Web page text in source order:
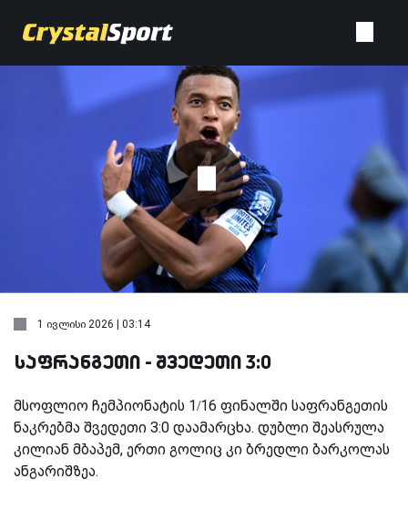
1 ივლისი 2026 | 03:14
საფრანგეთი - შვედეთი 3:0
მსოფლიო ჩემპიონატის 1/16 ფინალში საფრანგეთის
ნაკრებმა შვედეთი 3:0 დაამარცხა. დუბლი შეასრულა
კილიან მბაპემ, ერთი გოლიც კი ბრედლი ბარკოლას
ანგარიშზეა.